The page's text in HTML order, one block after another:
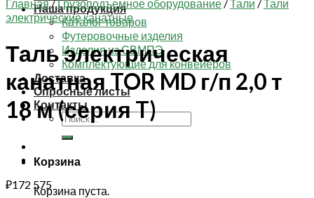
Наша продукция
Каталог товаров
Футеровочные изделия
Изделия из СВМПЭ
Комплектующие для конвейеров
Доставка
Опросные листы
Контакты
Искать:
Корзина
Корзина пуста.
Главная/Грузоподъемное оборудование /Тали /Тали
электрические канатные
Таль электрическая
канатная TOR MD г/п 2,0 т
18 м (серия T)
₽172 575